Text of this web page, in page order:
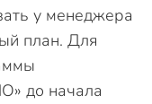
у менеджера
план. Для
до начала